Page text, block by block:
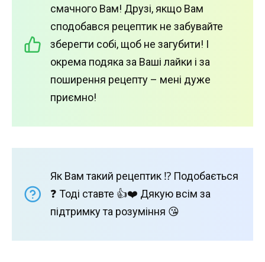
смачного Вам! Друзі, якщо Вам
сподобався рецептик не забувайте
зберегти собі, щоб не загубити! І
окрема подяка за Ваші лайки і за
поширення рецепту – мені дуже
приємно!
Як Вам такий рецептик ⁉️ Подобається
❓ Тоді ставте 👍❤️ Дякую всім за
підтримку та розуміння 😘